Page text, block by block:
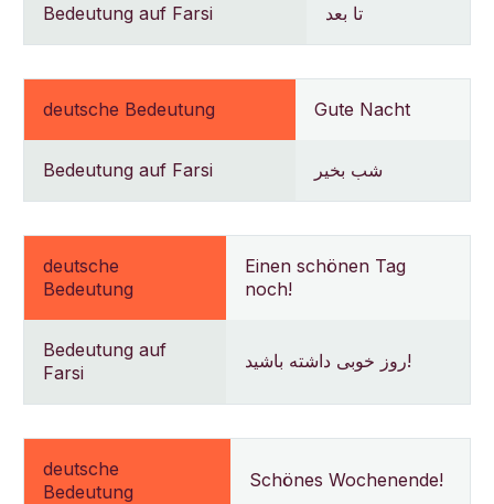
Bedeutung auf Farsi تا بعد
deutsche Bedeutung Gute Nacht
Bedeutung auf Farsi شب بخیر
deutsche
Bedeutung
Einen schönen Tag
noch!
Bedeutung auf
Farsi
روز خوبی داشته باشید!
deutsche
Bedeutung
Schönes Wochenende!